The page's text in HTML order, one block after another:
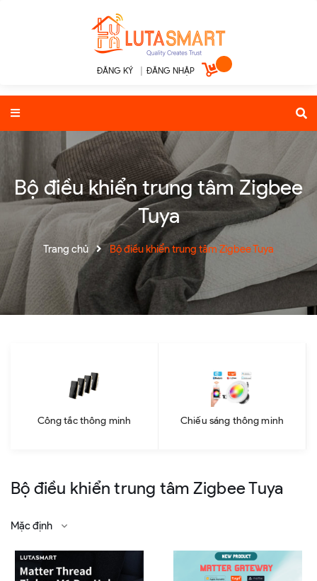
ĐĂNG KÝ ĐĂNG NHẬP
Bộ điều khiển trung tâm Zigbee
Tuya
Trang chủ Bộ điều khiển trung tâm Zigbee Tuya
Công tắc thông minh Chiếu sáng thông minh
Bộ điều khiển trung tâm Zigbee Tuya
Mặc định